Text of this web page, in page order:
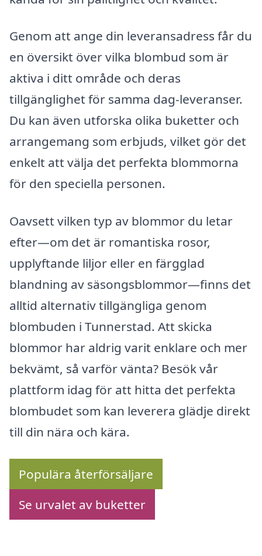
Genom att ange din leveransadress får du
en översikt över vilka blombud som är
aktiva i ditt område och deras
tillgänglighet för samma dag-leveranser.
Du kan även utforska olika buketter och
arrangemang som erbjuds, vilket gör det
enkelt att välja det perfekta blommorna
för den speciella personen.
Oavsett vilken typ av blommor du letar
efter—om det är romantiska rosor,
upplyftande liljor eller en färgglad
blandning av säsongsblommor—finns det
alltid alternativ tillgängliga genom
blombuden i Tunnerstad. Att skicka
blommor har aldrig varit enklare och mer
bekvämt, så varför vänta? Besök vår
plattform idag för att hitta det perfekta
blombudet som kan leverera glädje direkt
till din nära och kära.
Populära återförsäljare
Se urvalet av buketter